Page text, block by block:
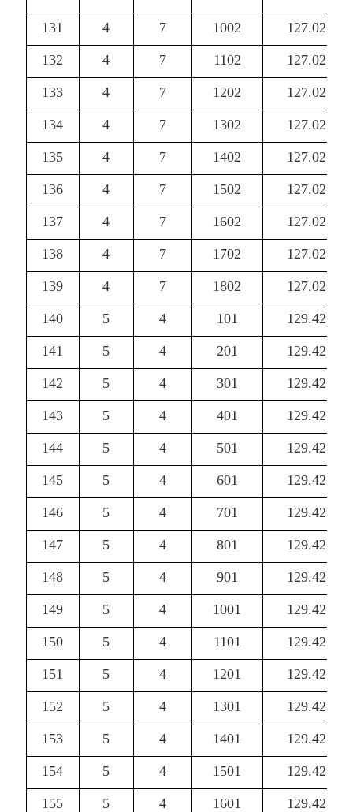
131 4 7 1002 127.02
132 4 7 1102 127.02
133 4 7 1202 127.02
134 4 7 1302 127.02
135 4 7 1402 127.02
136 4 7 1502 127.02
137 4 7 1602 127.02
138 4 7 1702 127.02
139 4 7 1802 127.02
140 5 4 101 129.42
141 5 4 201 129.42
142 5 4 301 129.42
143 5 4 401 129.42
144 5 4 501 129.42
145 5 4 601 129.42
146 5 4 701 129.42
147 5 4 801 129.42
148 5 4 901 129.42
149 5 4 1001 129.42
150 5 4 1101 129.42
151 5 4 1201 129.42
152 5 4 1301 129.42
153 5 4 1401 129.42
154 5 4 1501 129.42
155 5 4 1601 129.42